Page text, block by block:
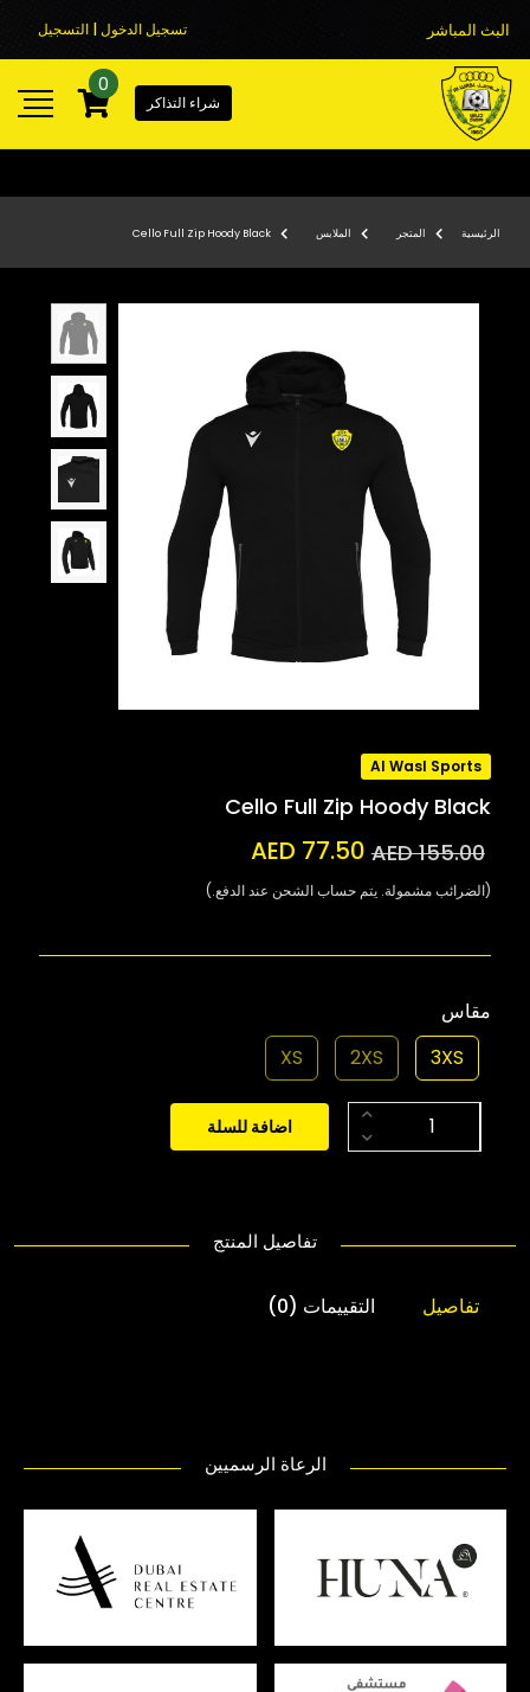
البث المباشر تسجيل الدخول | التسجيل
شراء التذاكر
0
الرئيسية المتجر الملابس Cello Full Zip Hoody Black
Al Wasl Sports
Cello Full Zip Hoody Black
AED 155.00
AED 77.50
(الضرائب مشمولة. يتم حساب الشحن عند الدفع.)
مقاس
3XS
2XS
XS
اضافة للسلة
تفاصيل المنتج
تفاصيل التقييمات (0)
الرعاة الرسميين